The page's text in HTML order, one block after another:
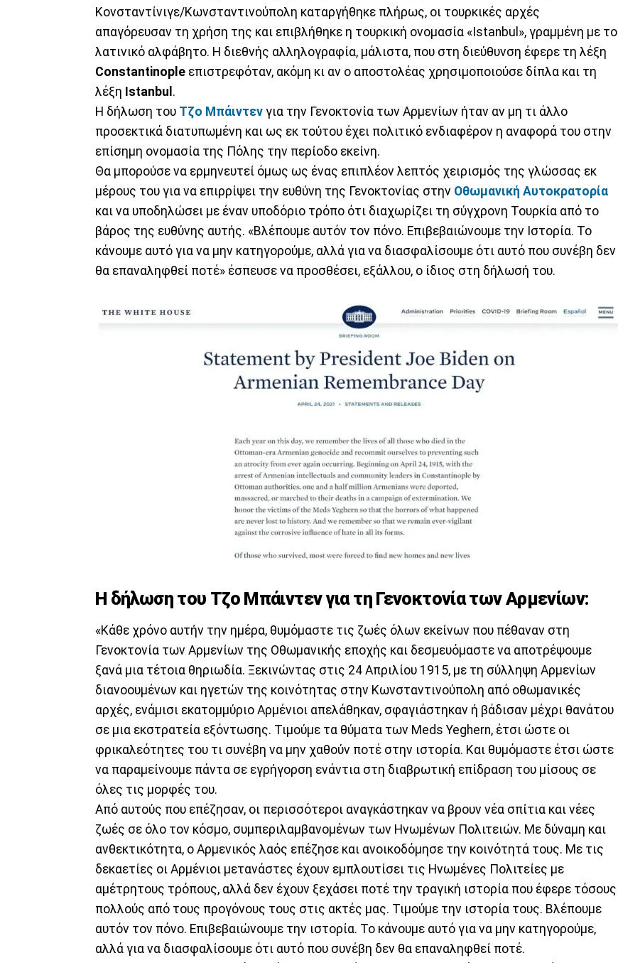
Κονσταντίνιγε/Κωνσταντινούπολη καταργήθηκε πλήρως, οι τουρκικές αρχές
απαγόρευσαν τη χρήση της και επιβλήθηκε η τουρκική ονομασία «Istanbul», γραμμένη με το
λατινικό αλφάβητο. Η διεθνής αλληλογραφία, μάλιστα, που στη διεύθυνση έφερε τη λέξη
Constantinople επιστρεφόταν, ακόμη κι αν ο αποστολέας χρησιμοποιούσε δίπλα και τη
λέξη Istanbul .
Η δήλωση του Τζο Μπάιντεν για την Γενοκτονία των Αρμενίων ήταν αν μη τι άλλο
προσεκτικά διατυπωμένη και ως εκ τούτου έχει πολιτικό ενδιαφέρον η αναφορά του στην
επίσημη ονομασία της Πόλης την περίοδο εκείνη.
Θα μπορούσε να ερμηνευτεί όμως ως ένας επιπλέον λεπτός χειρισμός της γλώσσας εκ
μέρους του για να επιρρίψει την ευθύνη της Γενοκτονίας στην Οθωμανική Αυτοκρατορία
και να υποδηλώσει με έναν υποδόριο τρόπο ότι διαχωρίζει τη σύγχρονη Τουρκία από το
βάρος της ευθύνης αυτής. «Βλέπουμε αυτόν τον πόνο. Επιβεβαιώνουμε την Ιστορία. Το
κάνουμε αυτό για να μην κατηγορούμε, αλλά για να διασφαλίσουμε ότι αυτό που συνέβη δεν
θα επαναληφθεί ποτέ» έσπευσε να προσθέσει, εξάλλου, ο ίδιος στη δήλωσή του.
Η δήλωση του Τζο Μπάιντεν για τη Γενοκτονία των Αρμενίων:
«Κάθε χρόνο αυτήν την ημέρα, θυμόμαστε τις ζωές όλων εκείνων που πέθαναν στη
Γενοκτονία των Αρμενίων της Οθωμανικής εποχής και δεσμευόμαστε να αποτρέψουμε
ξανά μια τέτοια θηριωδία. Ξεκινώντας στις 24 Απριλίου 1915, με τη σύλληψη Αρμενίων
διανοουμένων και ηγετών της κοινότητας στην Κωνσταντινούπολη από οθωμανικές
αρχές, ενάμισι εκατομμύριο Αρμένιοι απελάθηκαν, σφαγιάστηκαν ή βάδισαν μέχρι θανάτου
σε μια εκστρατεία εξόντωσης. Τιμούμε τα θύματα των Meds Yeghern, έτσι ώστε οι
φρικαλεότητες του τι συνέβη να μην χαθούν ποτέ στην ιστορία. Και θυμόμαστε έτσι ώστε
να παραμείνουμε πάντα σε εγρήγορση ενάντια στη διαβρωτική επίδραση του μίσους σε
όλες τις μορφές του.
Από αυτούς που επέζησαν, οι περισσότεροι αναγκάστηκαν να βρουν νέα σπίτια και νέες
ζωές σε όλο τον κόσμο, συμπεριλαμβανομένων των Ηνωμένων Πολιτειών. Με δύναμη και
ανθεκτικότητα, ο Αρμενικός λαός επέζησε και ανοικοδόμησε την κοινότητά τους. Με τις
δεκαετίες οι Αρμένιοι μετανάστες έχουν εμπλουτίσει τις Ηνωμένες Πολιτείες με
αμέτρητους τρόπους, αλλά δεν έχουν ξεχάσει ποτέ την τραγική ιστορία που έφερε τόσους
πολλούς από τους προγόνους τους στις ακτές μας. Τιμούμε την ιστορία τους. Βλέπουμε
αυτόν τον πόνο. Επιβεβαιώνουμε την ιστορία. Το κάνουμε αυτό για να μην κατηγορούμε,
αλλά για να διασφαλίσουμε ότι αυτό που συνέβη δεν θα επαναληφθεί ποτέ.